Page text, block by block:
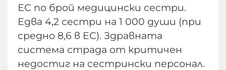
ЕС по брой медицински сестри.
Едва 4,2 сестри на 1 000 души (при
средно 8,6 в ЕС). Здравната
система страда от критичен
недостиг на сестрински персонал.